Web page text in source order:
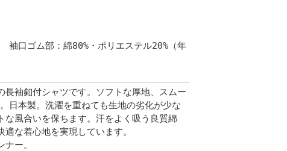
袖口ゴム部：綿80%・ポリエステル20%（年
長袖釦付シャツです。ソフトな厚地、スムー
日本製。洗濯を重ねても生地の劣化が少な
な風合いを保ちます。汗をよく吸う良質綿
適な着心地を実現しています。
ー。